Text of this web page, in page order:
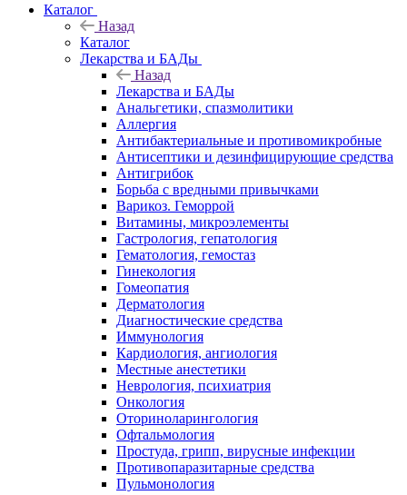
Каталог
Назад
Каталог
Лекарства и БАДы
Назад
Лекарства и БАДы
Анальгетики, спазмолитики
Аллергия
Антибактериальные и противомикробные
Антисептики и дезинфицирующие средства
Антигрибок
Борьба с вредными привычками
Варикоз. Геморрой
Витамины, микроэлементы
Гастрология, гепатология
Гематология, гемостаз
Гинекология
Гомеопатия
Дерматология
Диагностические средства
Иммунология
Кардиология, ангиология
Местные анестетики
Неврология, психиатрия
Онкология
Оториноларингология
Офтальмология
Простуда, грипп, вирусные инфекции
Противопаразитарные средства
Пульмонология